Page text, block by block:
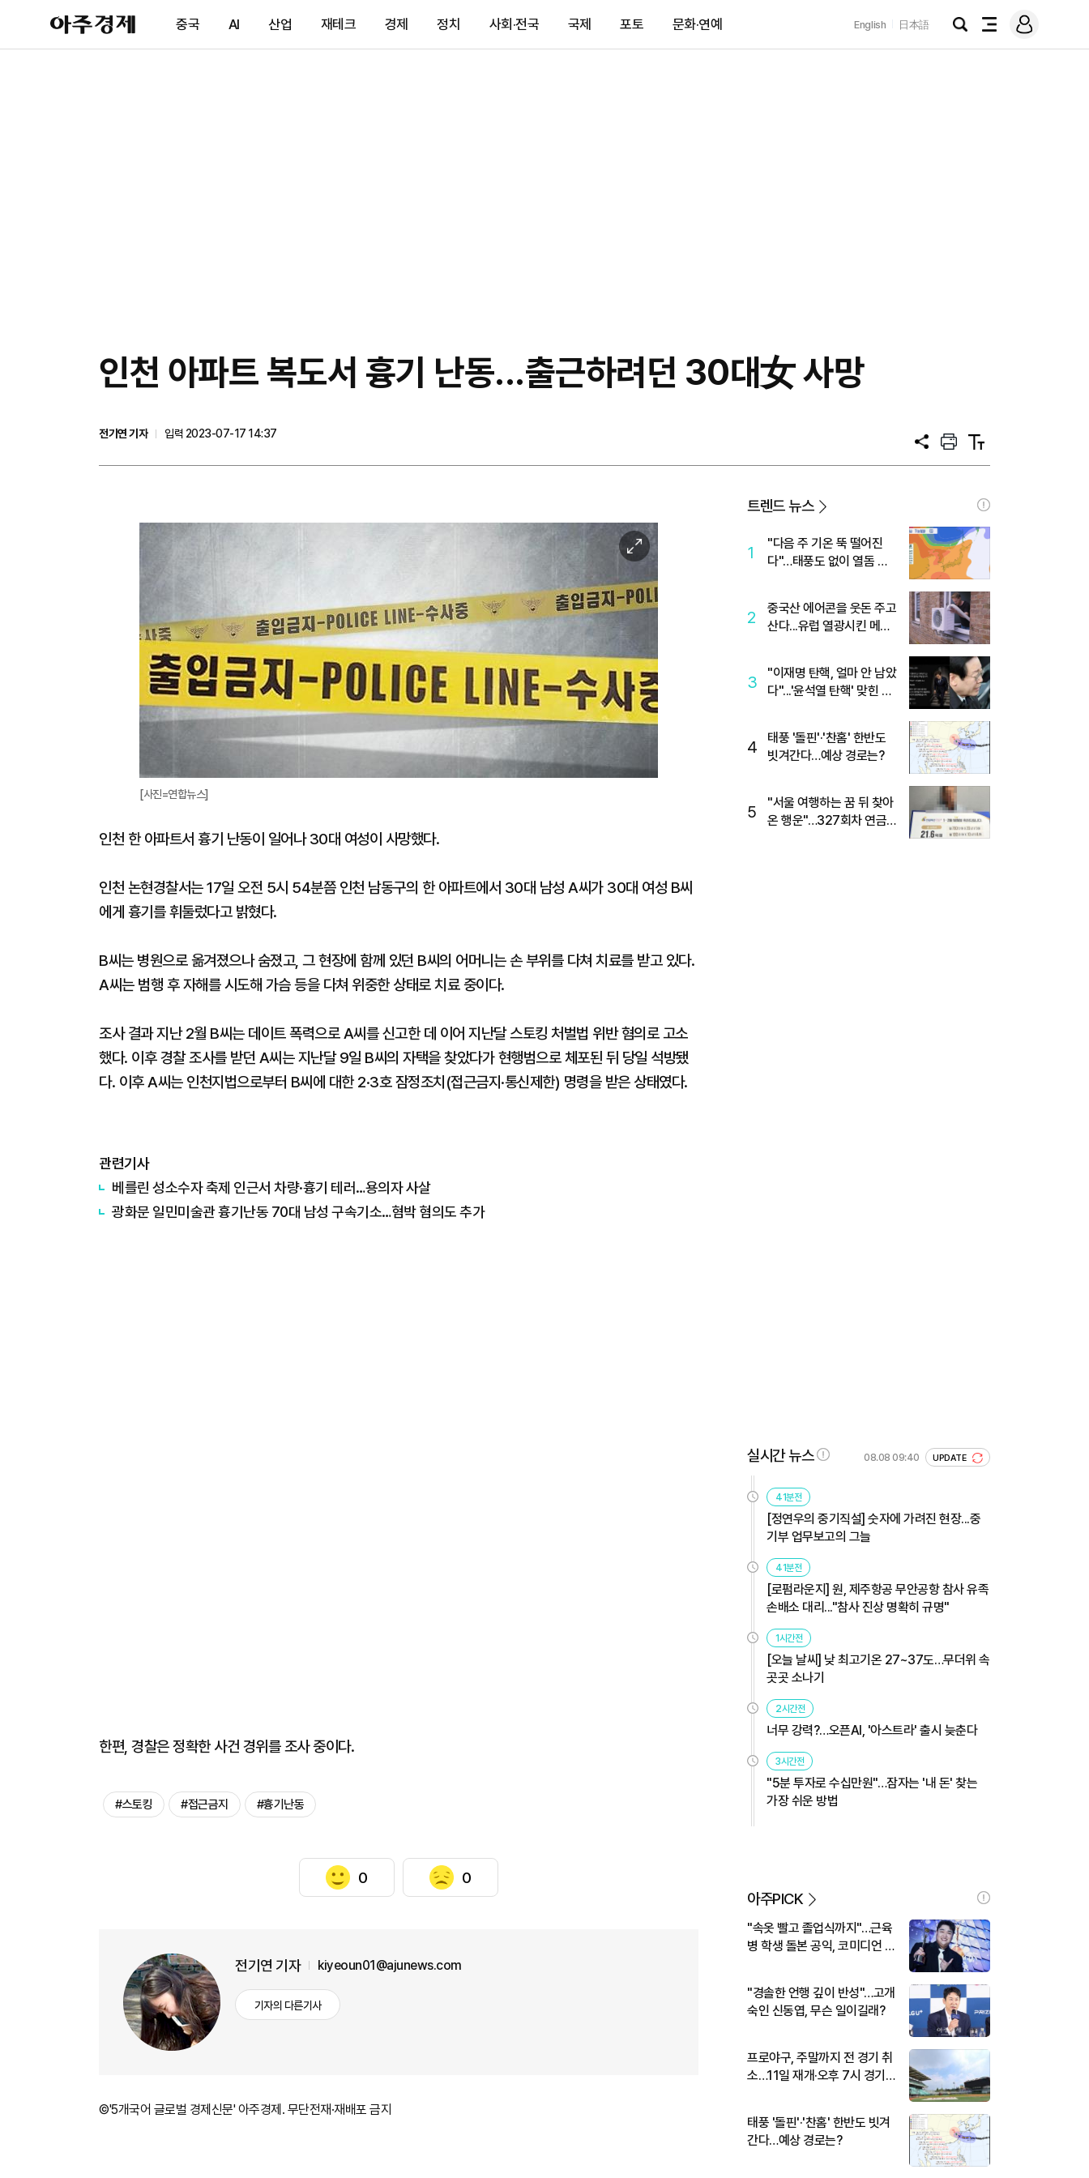
아
주
제
중국 AI 산업 재테크 경제 정치 사회·전국 국제 포토 문화·연예 English 日本語
검
전
메
그
인천 아파트 복도서 흉기 난동...출근하려던 30대女 사망
전기연 기자
입력 2023-07-17 14:37
공
프
트
텍
트
이
미
지
확
대
[사진=연합뉴스]
인천 한 아파트서 흉기 난동이 일어나 30대 여성이 사망했다.
인천 논현경찰서는 17일 오전 5시 54분쯤 인천 남동구의 한 아파트에서 30대 남성 A씨가 30대 여성 B씨
에게 흉기를 휘둘렀다고 밝혔다.
B씨는 병원으로 옮겨졌으나 숨졌고, 그 현장에 함께 있던 B씨의 어머니는 손 부위를 다쳐 치료를 받고 있다.
A씨는 범행 후 자해를 시도해 가슴 등을 다쳐 위중한 상태로 치료 중이다.
조사 결과 지난 2월 B씨는 데이트 폭력으로 A씨를 신고한 데 이어 지난달 스토킹 처벌법 위반 혐의로 고소
했다. 이후 경찰 조사를 받던 A씨는 지난달 9일 B씨의 자택을 찾았다가 현행범으로 체포된 뒤 당일 석방됐
다. 이후 A씨는 인천지법으로부터 B씨에 대한 2·3호 잠정조치(접근금지·통신제한) 명령을 받은 상태였다.
관련기사
베를린 성소수자 축제 인근서 차량·흉기 테러…용의자 사살
광화문 일민미술관 흉기난동 70대 남성 구속기소…혐박 혐의도 추가
한편, 경찰은 정확한 사건 경위를 조사 중이다.
#스토킹 #접근금지 #흉기난동
0 0
전기연 기자 kiyeoun01@ajunews.com
기자의 다른기사
©'5개국어 글로벌 경제신문' 아주경제. 무단전재·재배포 금지
트렌드 뉴스
1
"다음 주 기온 뚝 떨어진
다"…태풍도 없이 열돔 박
2
중국산 에어콘을 웃돈 주고
산다...유럽 열광시킨 메이
3
"이재명 탄핵, 얼마 안 남았
다"...'윤석열 탄핵' 맞힌 무
4
태풍 '돌핀'·'찬홈' 한반도
빗겨간다…예상 경로는?
5
"서울 여행하는 꿈 뒤 찾아
온 행운"…327회차 연금
실시간 뉴스 08.08 09:40 UPDATE
41분전
[정연우의 중기직설] 숫자에 가려진 현장...중
기부 업무보고의 그늘
41분전
[로펌라운지] 원, 제주항공 무안공항 참사 유족
손배소 대리..."참사 진상 명확히 규명"
1시간전
[오늘 날씨] 낮 최고기온 27~37도…무더위 속
곳곳 소나기
2시간전
너무 강력?…오픈AI, '아스트라' 출시 늦춘다
3시간전
"5분 투자로 수십만원"…잠자는 '내 돈' 찾는
가장 쉬운 방법
아주PICK
"속옷 빨고 졸업식까지"…근육
병 학생 돌본 공익, 코미디언 김
"경솔한 언행 깊이 반성"…고개
숙인 신동엽, 무슨 일이길래?
프로야구, 주말까지 전 경기 취
소…11일 재개·오후 7시 경기
태풍 '돌핀'·'찬홈' 한반도 빗겨
간다…예상 경로는?